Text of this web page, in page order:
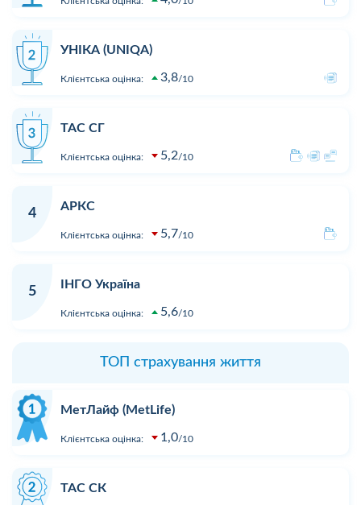
УНІКА (UNIQA)
Клієнтська оцінка: 3,8 10
ТАС СГ
Клієнтська оцінка: 5,2 10
4
АРКС
Клієнтська оцінка: 5,7 10
5
ІНГО Україна
Клієнтська оцінка: 5,6 10
ТОП страхування життя
МетЛайф (MetLife)
Клієнтська оцінка: 1,0 10
ТАС СК